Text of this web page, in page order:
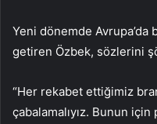
Yeni dönemde Avrupa’da
getiren Özbek, sözlerini
“Her rekabet ettiğimiz
çabalamalıyız. Bunun